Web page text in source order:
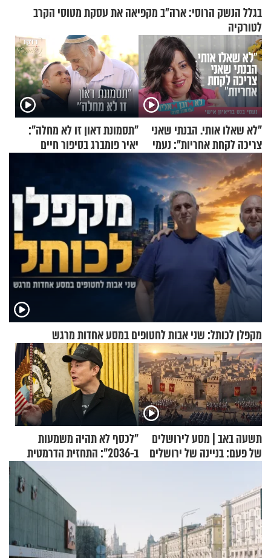
בגלל הנשק הרוסי: ארה"ב מקפיאה את עסקת מטוסי הקרב
לטורקיה
"לא שאלו אותי. הבנתי שאני
צריכה לקחת אחריות": נעמי
בנט בריאיון אישי
"תסמונת דאון זו לא מחלה":
יאיר פומברג בסיפור חיים
מעורר השראה
מקפלן לכותל: שני אבות לחטופים במסע אחדות מרגש
תשעה באב | מסע לירושלים
של פעם: בניינה של ירושלים
"לכסף לא תהיה משמעות
ב-2036": התחזית הדרמטית